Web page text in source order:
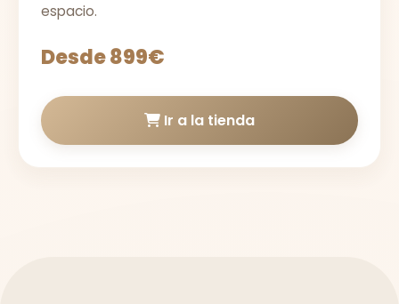
espacio.
Desde 899€
Ir a la tienda